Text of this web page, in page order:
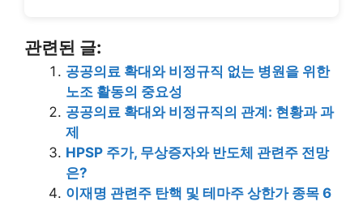
관련된 글:
공공의료 확대와 비정규직 없는 병원을 위한
노조 활동의 중요성
공공의료 확대와 비정규직의 관계: 현황과 과
제
HPSP 주가, 무상증자와 반도체 관련주 전망
은?
이재명 관련주 탄핵 및 테마주 상한가 종목 6